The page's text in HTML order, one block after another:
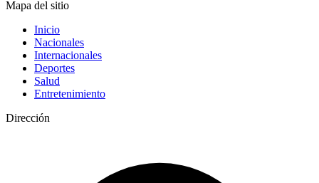
Mapa del sitio
Inicio
Nacionales
Internacionales
Deportes
Salud
Entretenimiento
Dirección